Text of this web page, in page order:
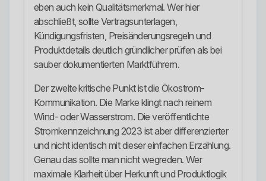
eben auch kein Qualitätsmerkmal. Wer hier
abschließt, sollte Vertragsunterlagen,
Kündigungsfristen, Preisänderungsregeln und
Produktdetails deutlich gründlicher prüfen als bei
sauber dokumentierten Marktführern.
Der zweite kritische Punkt ist die Ökostrom-
Kommunikation. Die Marke klingt nach reinem
Wind- oder Wasserstrom. Die veröffentlichte
Stromkennzeichnung 2023 ist aber differenzierter
und nicht identisch mit dieser einfachen Erzählung.
Genau das sollte man nicht wegreden. Wer
maximale Klarheit über Herkunft und Produktlogik